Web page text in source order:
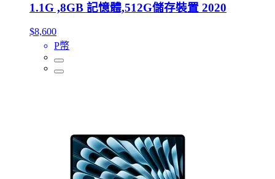
1.1G ,8GB 記憶體,512G儲存裝置 2020
$8,600
P幣